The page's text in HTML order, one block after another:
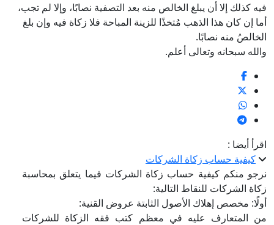
فيه كذلك إلا أن يبلغ الخالص منه بعد التصفية نصابًا، وإلا لم تجب،
أما إن كان هذا الذهب مُتخذًا للزينة المباحة فلا زكاة فيه وإن بلغ
الخالصُ منه نصابًا.
والله سبحانه وتعالى أعلم.
اقرأ أيضا :
كيفية حساب زكاة الشركات
نرجو منكم كيفية حساب زكاة الشركات فيما يتعلق بمحاسبة
زكاة الشركات للنقاط التالية:
أولًا: مخصص إهلاك الأصول الثابتة عروض القنية:
من المتعارف عليه في معظم كتب فقه الزكاة للشركات